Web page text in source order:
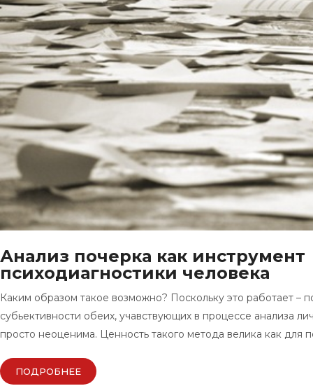
Анализ почерка как инструмент
психодиагностики человека
Каким образом такое возможно? Поскольку это работает –
субьективности обеих, учавствующих в процессе анализа
просто неоценима. Ценность такого метода велика как для
ПОДРОБНЕЕ